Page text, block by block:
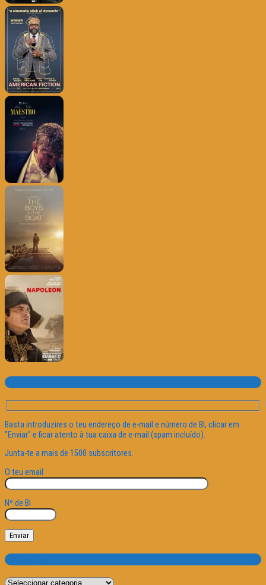
Subscrever o site
Basta introduzires o teu endereço de e-mail e número de BI, clicar em
"Enviar" e ficar atento à tua caixa de e-mail (spam incluído).
Junta-te a mais de 1500 subscritores.
O teu email
Nº de BI
Categorias
Categorias